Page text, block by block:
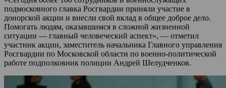
подмосковного главка Росгвардии приняли участие в
донорской акции и внесли свой вклад в общее доброе дело.
Помогать людям, оказавшимся в сложной жизненной
ситуации — главный человеческий аспект», — отметил
участник акции, заместитель начальника Главного управления
Росгвардии по Московской области по военно-политической
работе подполковник полиции Андрей Шелудченков.